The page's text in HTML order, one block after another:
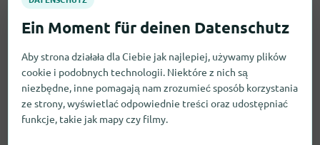
Aby strona działała dla Ciebie jak najlepiej, używamy plików
cookie i podobnych technologii. Niektóre z nich są
niezbędne, inne pomagają nam zrozumieć sposób korzystania
ze strony, wyświetlać odpowiednie treści oraz udostępniać
funkcje, takie jak mapy czy filmy.